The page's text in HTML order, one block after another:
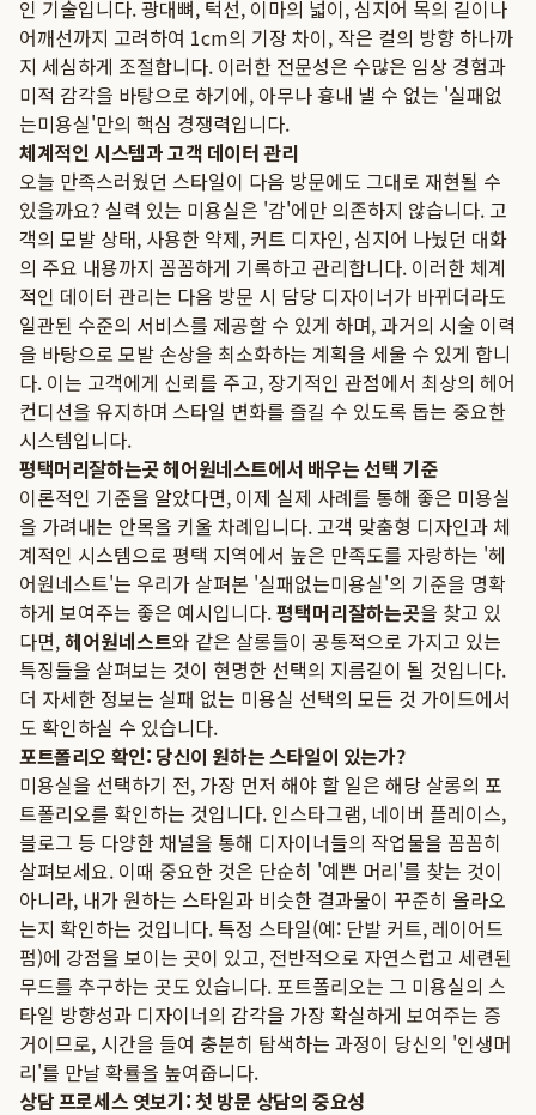
인 기술입니다. 광대뼈, 턱선, 이마의 넓이, 심지어 목의 길이나
어깨선까지 고려하여 1cm의 기장 차이, 작은 컬의 방향 하나까
지 세심하게 조절합니다. 이러한 전문성은 수많은 임상 경험과
미적 감각을 바탕으로 하기에, 아무나 흉내 낼 수 없는 '실패없
는미용실'만의 핵심 경쟁력입니다.
체계적인 시스템과 고객 데이터 관리
오늘 만족스러웠던 스타일이 다음 방문에도 그대로 재현될 수
있을까요? 실력 있는 미용실은 '감'에만 의존하지 않습니다. 고
객의 모발 상태, 사용한 약제, 커트 디자인, 심지어 나눴던 대화
의 주요 내용까지 꼼꼼하게 기록하고 관리합니다. 이러한 체계
적인 데이터 관리는 다음 방문 시 담당 디자이너가 바뀌더라도
일관된 수준의 서비스를 제공할 수 있게 하며, 과거의 시술 이력
을 바탕으로 모발 손상을 최소화하는 계획을 세울 수 있게 합니
다. 이는 고객에게 신뢰를 주고, 장기적인 관점에서 최상의 헤어
컨디션을 유지하며 스타일 변화를 즐길 수 있도록 돕는 중요한
시스템입니다.
평택머리잘하는곳 헤어원네스트에서 배우는 선택 기준
이론적인 기준을 알았다면, 이제 실제 사례를 통해 좋은 미용실
을 가려내는 안목을 키울 차례입니다. 고객 맞춤형 디자인과 체
계적인 시스템으로 평택 지역에서 높은 만족도를 자랑하는 '헤
어원네스트'는 우리가 살펴본 '실패없는미용실'의 기준을 명확
하게 보여주는 좋은 예시입니다.평택머리잘하는곳을 찾고 있
다면,헤어원네스트와 같은 살롱들이 공통적으로 가지고 있는
특징들을 살펴보는 것이 현명한 선택의 지름길이 될 것입니다.
더 자세한 정보는 실패 없는 미용실 선택의 모든 것 가이드에서
도 확인하실 수 있습니다.
포트폴리오 확인: 당신이 원하는 스타일이 있는가?
미용실을 선택하기 전, 가장 먼저 해야 할 일은 해당 살롱의 포
트폴리오를 확인하는 것입니다. 인스타그램, 네이버 플레이스,
블로그 등 다양한 채널을 통해 디자이너들의 작업물을 꼼꼼히
살펴보세요. 이때 중요한 것은 단순히 '예쁜 머리'를 찾는 것이
아니라, 내가 원하는 스타일과 비슷한 결과물이 꾸준히 올라오
는지 확인하는 것입니다. 특정 스타일(예: 단발 커트, 레이어드
펌)에 강점을 보이는 곳이 있고, 전반적으로 자연스럽고 세련된
무드를 추구하는 곳도 있습니다. 포트폴리오는 그 미용실의 스
타일 방향성과 디자이너의 감각을 가장 확실하게 보여주는 증
거이므로, 시간을 들여 충분히 탐색하는 과정이 당신의 '인생머
리'를 만날 확률을 높여줍니다.
상담 프로세스 엿보기: 첫 방문 상담의 중요성